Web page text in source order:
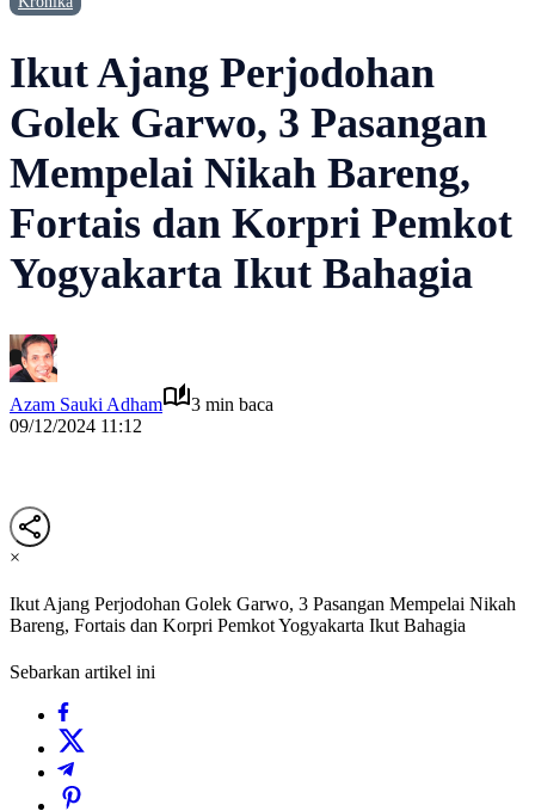
Ikut Ajang Perjodohan
Golek Garwo, 3 Pasangan
Mempelai Nikah Bareng,
Fortais dan Korpri Pemkot
Yogyakarta Ikut Bahagia
Azam Sauki Adham
3 min baca
09/12/2024 11:12
×
Ikut Ajang Perjodohan Golek Garwo, 3 Pasangan Mempelai Nikah
Bareng, Fortais dan Korpri Pemkot Yogyakarta Ikut Bahagia
Sebarkan artikel ini